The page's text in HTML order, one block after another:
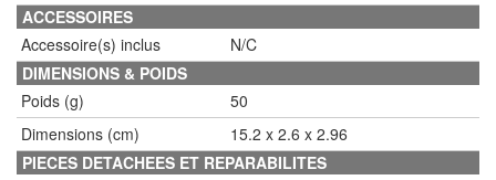
ACCESSOIRES
Accessoire(s) inclus
N/C
DIMENSIONS & POIDS
Poids (g)
50
Dimensions (cm)
15.2 x 2.6 x 2.96
PIECES DETACHEES ET REPARABILITES